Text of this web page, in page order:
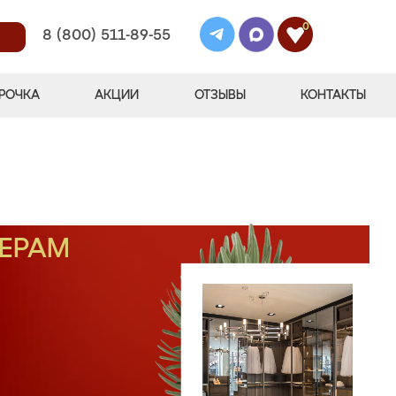
8 (800) 511-89-55
0
АКЦИИ ОТЗЫВЫ КОНТАКТЫ